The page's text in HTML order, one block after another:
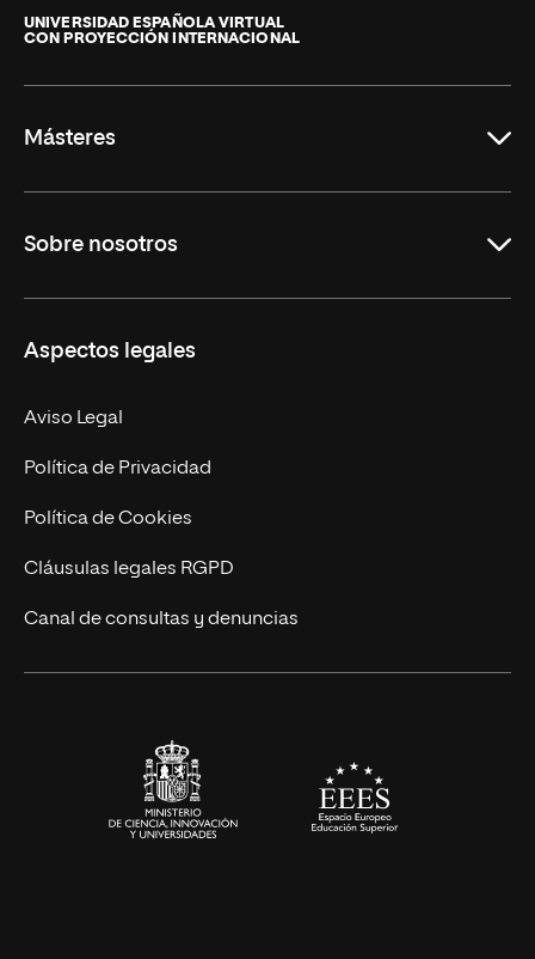
de
La
UNIVERSIDAD ESPAÑOLA VIRTUAL
CON PROYECCIÓN INTERNACIONAL
Másteres
Derecho
Ciencias de la Seguridad
Empresa
MBA
Marketing y Comunicación
Ingeniería
Diseño
Ciencias de la Salud
Sobre nosotros
Nuestro Equipo
Contacto
Aspectos legales
Aviso Legal
Política de Privacidad
Política de Cookies
Cláusulas legales RGPD
Canal de consultas y denuncias